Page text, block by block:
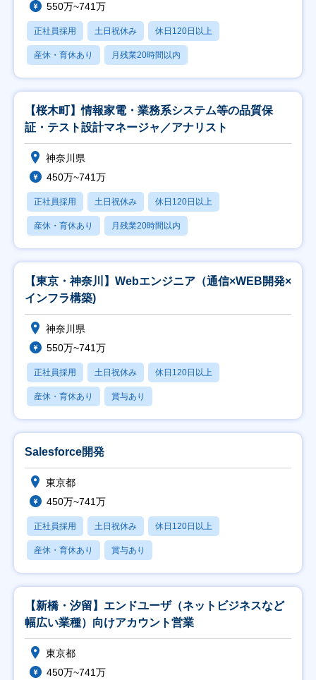
550万~741万
正社員採用 土日祝休み 休日120日以上
産休・育休あり 月残業20時間以内
【桜木町】情報家電・業務系システム等の品質保
証・テスト設計マネージャ／アナリスト
神奈川県
450万~741万
正社員採用 土日祝休み 休日120日以上
産休・育休あり 月残業20時間以内
【東京・神奈川】Webエンジニア（通信×WEB開発×
インフラ構築)
神奈川県
550万~741万
正社員採用 土日祝休み 休日120日以上
産休・育休あり 賞与あり
Salesforce開発
東京都
450万~741万
正社員採用 土日祝休み 休日120日以上
産休・育休あり 賞与あり
【新橋・汐留】エンドユーザ（ネットビジネスなど
幅広い業種）向けアカウント営業
東京都
450万~741万